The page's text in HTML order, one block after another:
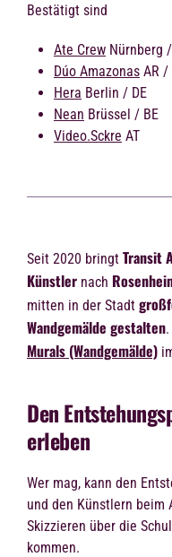
Bestätigt sind
Ate Crew Nürnberg
Dúo Amazonas AR /
Hera Berlin / DE
Nean Brüssel / BE
Video.Sckre AT
Seit 2020 bringt Transit
Künstler nach
mitten in der Stadt
Wandgemälde gestalten
Murals (Wandgemälde)
Den
erleben
Wer mag, kann den
und den Künstlern beim
Skizzieren über die
kommen.